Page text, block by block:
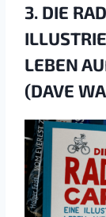
3. DIE
LEBEN
(DAVE